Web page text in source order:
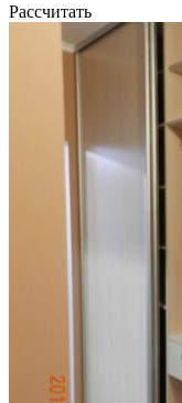
Рассчитать